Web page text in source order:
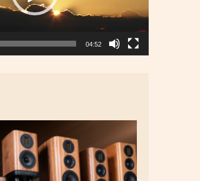
04:52